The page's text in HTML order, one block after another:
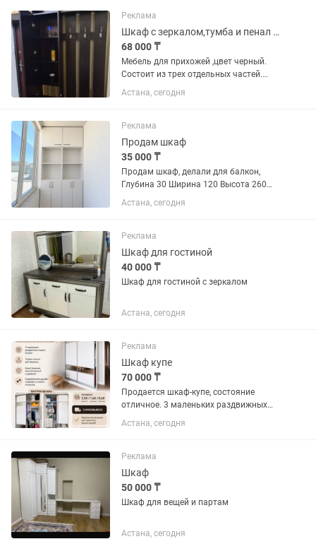
Реклама
Шкаф с зеркалом,тумба и пенал в комплекте
68 000 ₸
Мебель для прихожей ,цвет черный.
Состоит из трех отдельных частей.
Состояние идеальное, ни одной
царапины.пр -во России
переездом.
Астана, сегодня
Реклама
Продам шкаф
35 000 ₸
Продам шкаф, делали для балкон,
Глубина 30 Ширина 120 Высота 260
Покупали за 70.000
Астана, сегодня
Реклама
Шкаф для гостиной
40 000 ₸
Шкаф для гостиной с зеркалом
Астана, сегодня
Реклама
Шкаф купе
70 000 ₸
Продается шкаф-купе, состояние
отличное. 3 маленьких раздвижных
ящиков внутри. 3 ряда штанги для
вешалок. Размеры: 2.50 / 1.60 / 0.60
Астана, сегодня
Реклама
Шкаф
50 000 ₸
Шкаф для вещей и партам
Астана, сегодня